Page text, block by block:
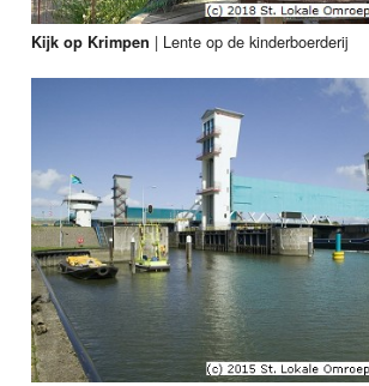
Kijk op Krimpen | Lente op de kinderboerderij